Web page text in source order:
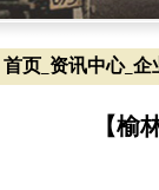
首页 资讯中心_ 企
【榆